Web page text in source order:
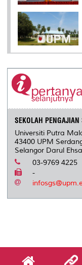
SEKOLAH
Universiti Putra
43400 UPM
Selangor Darul
03-9769 4225
-